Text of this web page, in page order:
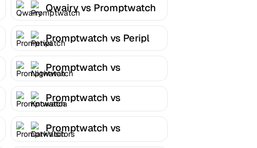
Qwairy vs Promptwatch
Promptwatch vs Peripl
Promptwatch vs
Nightwatch
Promptwatch vs
Knowatoa
Promptwatch vs
DarkVisitors